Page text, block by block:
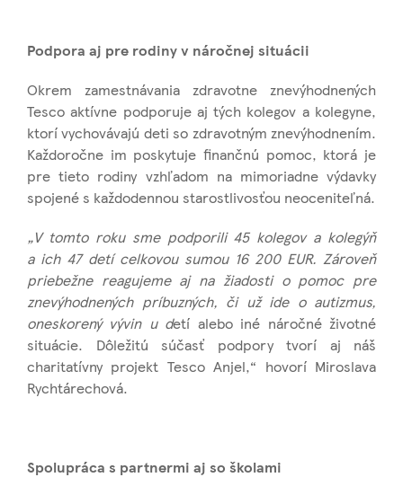
Podpora aj pre rodiny v náročnej situácii
Okrem zamestnávania zdravotne znevýhodnených
Tesco aktívne podporuje aj tých kolegov a kolegyne,
ktorí vychovávajú deti so zdravotným znevýhodnením.
Každoročne im poskytuje finančnú pomoc, ktorá je
pre tieto rodiny vzhľadom na mimoriadne výdavky
spojené s každodennou starostlivosťou neoceniteľná.
„V tomto roku sme podporili 45 kolegov a kolegýň
a ich 47 detí celkovou sumou 16 200 EUR. Zároveň
priebežne reagujeme aj na žiadosti o pomoc pre
znevýhodnených príbuzných, či už ide o autizmus,
oneskorený vývin u detí alebo iné náročné životné
situácie. Dôležitú súčasť podpory tvorí aj náš
charitatívny projekt Tesco Anjel,“ hovorí Miroslava
Rychtárechová.
Spolupráca s partnermi aj so školami